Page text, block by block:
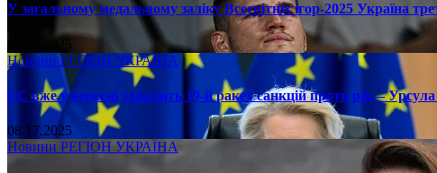
У загальному медальному заліку Всесвітніх ігор-2025 Україна
08.17.2025
НовиниРЕГІОН УКРАЇНА
ЄС вже у вересні ухвалить 19-й ракет санкцій проти рф, –
08.17.2025
Новини РЕГІОН УКРАЇНА